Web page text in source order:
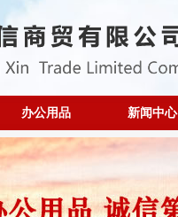
办公用品 新闻中心